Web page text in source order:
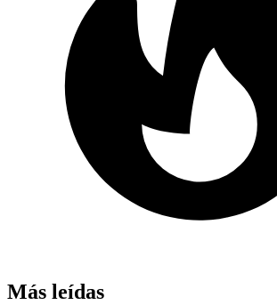
Más leídas